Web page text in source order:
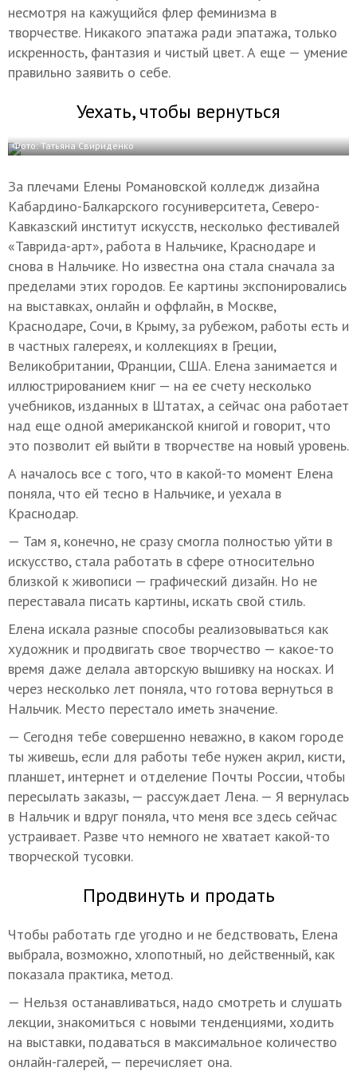
несмотря на кажущийся флер феминизма в
творчестве. Никакого эпатажа ради эпатажа, только
искренность, фантазия и чистый цвет. А еще — умение
правильно заявить о себе.
Уехать, чтобы вернуться
Фото: Татьяна Свириденко
За плечами Елены Романовской колледж дизайна
Кабардино-Балкарского госуниверситета, Северо-
Кавказский институт искусств, несколько фестивалей
«Таврида-арт», работа в Нальчике, Краснодаре и
снова в Нальчике. Но известна она стала сначала за
пределами этих городов. Ее картины экспонировались
на выставках, онлайн и оффлайн, в Москве,
Краснодаре, Сочи, в Крыму, за рубежом, работы есть и
в частных галереях, и коллекциях в Греции,
Великобритании, Франции, США. Елена занимается и
иллюстрированием книг — на ее счету несколько
учебников, изданных в Штатах, а сейчас она работает
над еще одной американской книгой и говорит, что
это позволит ей выйти в творчестве на новый уровень.
А началось все с того, что в какой-то момент Елена
поняла, что ей тесно в Нальчике, и уехала в
Краснодар.
— Там я, конечно, не сразу смогла полностью уйти в
искусство, стала работать в сфере относительно
близкой к живописи — графический дизайн. Но не
переставала писать картины, искать свой стиль.
Елена искала разные способы реализовываться как
художник и продвигать свое творчество — какое-то
время даже делала авторскую вышивку на носках. И
через несколько лет поняла, что готова вернуться в
Нальчик. Место перестало иметь значение.
— Сегодня тебе совершенно неважно, в каком городе
ты живешь, если для работы тебе нужен акрил, кисти,
планшет, интернет и отделение Почты России, чтобы
пересылать заказы, — рассуждает Лена. — Я вернулась
в Нальчик и вдруг поняла, что меня все здесь сейчас
устраивает. Разве что немного не хватает какой-то
творческой тусовки.
Продвинуть и продать
Чтобы работать где угодно и не бедствовать, Елена
выбрала, возможно, хлопотный, но действенный, как
показала практика, метод.
— Нельзя останавливаться, надо смотреть и слушать
лекции, знакомиться с новыми тенденциями, ходить
на выставки, подаваться в максимальное количество
онлайн-галерей, — перечисляет она.